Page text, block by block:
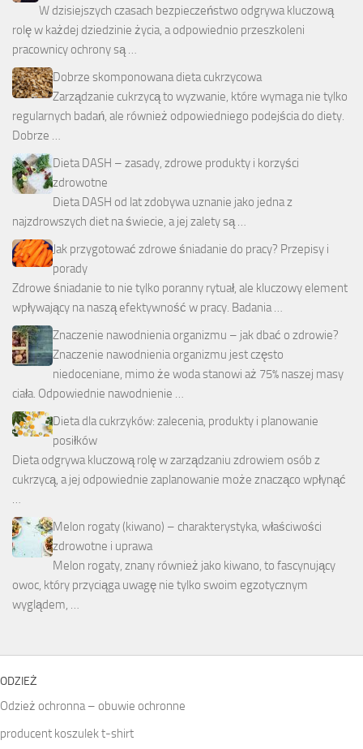
W dzisiejszych czasach bezpieczeństwo odgrywa kluczową
rolę w każdej dziedzinie życia, a odpowiednio przeszkoleni
pracownicy ochrony są …
Dobrze skomponowana dieta cukrzycowa
Zarządzanie cukrzycą to wyzwanie, które wymaga nie tylko
regularnych badań, ale również odpowiedniego podejścia do diety.
Dobrze …
Dieta DASH – zasady, zdrowe produkty i korzyści
zdrowotne
Dieta DASH od lat zdobywa uznanie jako jedna z
najzdrowszych diet na świecie, a jej zalety są …
Jak przygotować zdrowe śniadanie do pracy? Przepisy i
porady
Zdrowe śniadanie to nie tylko poranny rytuał, ale kluczowy element
wpływający na naszą efektywność w pracy. Badania …
Znaczenie nawodnienia organizmu – jak dbać o zdrowie?
Znaczenie nawodnienia organizmu jest często
niedoceniane, mimo że woda stanowi aż 75% naszej masy
ciała. Odpowiednie nawodnienie …
Dieta dla cukrzyków: zalecenia, produkty i planowanie
posiłków
Dieta odgrywa kluczową rolę w zarządzaniu zdrowiem osób z
cukrzycą, a jej odpowiednie zaplanowanie może znacząco wpłynąć
…
Melon rogaty (kiwano) – charakterystyka, właściwości
zdrowotne i uprawa
Melon rogaty, znany również jako kiwano, to fascynujący
owoc, który przyciąga uwagę nie tylko swoim egzotycznym
wyglądem, …
ODZIEŻ
Odzież ochronna – obuwie ochronne
producent koszulek t-shirt